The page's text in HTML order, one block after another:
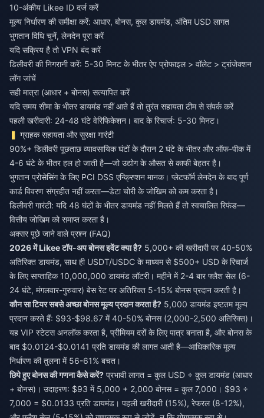
10-अंकीय Likee ID दर्ज करें
मूल्य निर्धारण की समीक्षा करें: आधार, बोनस, कुल डायमंड, अंतिम USD लागत
भुगतान विधि चुनें, लेनदेन पूरा करें
यदि सक्रिय है तो VPN बंद करें
डिलीवरी की निगरानी करें: 5-30 मिनट के भीतर ऐप प्रोफाइल > वॉलेट > ट्रांजेक्शन
लॉग जांचें
सही मात्रा (आधार + बोनस) सत्यापित करें
यदि समय सीमा के भीतर डायमंड नहीं आते हैं तो तुरंत सहायता टीम से संपर्क करें
पहली खरीदारी: 24-48 घंटे वेरिफिकेशन। बाद के रिचार्ज: 5-30 मिनट।
ग्राहक सहायता और सुरक्षा गारंटी
90%+ डिलीवरी पूछताछ व्यावसायिक घंटों के दौरान 2 घंटे के भीतर और ऑफ-पीक में
4-6 घंटे के भीतर हल हो जाती है—जो उद्योग के औसत से काफी बेहतर है।
भुगतान प्रोसेसिंग के लिए PCI DSS एन्क्रिप्शन मानक। प्लेटफॉर्म लेनदेन के बाद पूर्ण
कार्ड विवरण संग्रहीत नहीं करता—डेटा चोरी के जोखिम को कम करता है।
डिलीवरी गारंटी: यदि 48 घंटों के भीतर डायमंड नहीं मिलते हैं तो स्वचालित रिफंड—
वित्तीय जोखिम को समाप्त करता है।
अक्सर पूछे जाने वाले प्रश्न (FAQ)
2026 में Likee टॉप-अप बोनस इवेंट क्या है? 5,000+ की खरीदारी पर 40-50%
अतिरिक्त डायमंड, साथ ही USDT/USDC के माध्यम से $500+ USD के रिचार्ज
के लिए साप्ताहिक 10,000,000 डायमंड लॉटरी। महीने में 2-4 बार फ्लैश सेल (6-
24 घंटे, मंगलवार-गुरुवार) बेस रेट पर अतिरिक्त 5-15% बोनस प्रदान करती है।
कौन सा टियर सबसे अच्छा बोनस मूल्य प्रदान करता है? 5,000 डायमंड इष्टतम मूल्य
प्रदान करते हैं: $93-$98.67 में 40-50% बोनस (2,000-2,500 अतिरिक्त)।
यह VIP स्टेटस अनलॉक करता है, प्रीमियम दरों के लिए पात्र बनाता है, और बोनस के
बाद $0.0124-$0.0141 प्रति डायमंड की लागत आती है—आधिकारिक मूल्य
निर्धारण की तुलना में 56-61% बचत।
छिपे हुए बोनस की गणना कैसे करें? प्रभावी लागत = कुल USD ÷ कुल डायमंड (आधार
+ बोनस)। उदाहरण: $93 में 5,000 + 2,000 बोनस = कुल 7,000। $93 ÷
7,000 = $0.0133 प्रति डायमंड। पहली खरीदारी (15%), रेफरल (8-12%),